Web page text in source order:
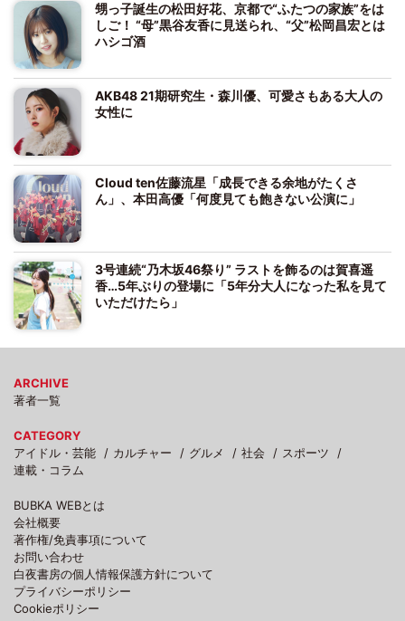
甥っ子誕生の松田好花、京都で“ふたつの家族”をは
しご！ “母”黒谷友香に見送られ、“父”松岡昌宏とは
ハシゴ酒
AKB48 21期研究生・森川優、可愛さもある大人の
女性に
Cloud ten佐藤流星「成長できる余地がたくさ
ん」、本田高優「何度見ても飽きない公演に」
3号連続“乃木坂46祭り” ラストを飾るのは賀喜遥
香…5年ぶりの登場に「5年分大人になった私を見て
いただけたら」
ARCHIVE
著者一覧
CATEGORY
アイドル・芸能
カルチャー グルメ 社会
スポーツ
連載・コラム
BUBKA WEBとは
会社概要
著作権/免責事項について
お問い合わせ
白夜書房の個人情報保護方針について
プライバシーポリシー
Cookieポリシー